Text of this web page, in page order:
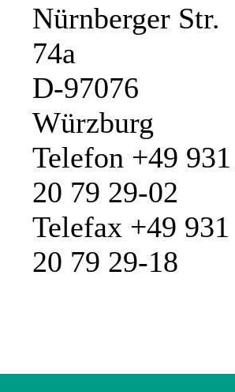
Nürnberger Str.
74a
D-97076
Würzburg
Telefon +49 931
20 79 29-02
Telefax +49 931
20 79 29-18